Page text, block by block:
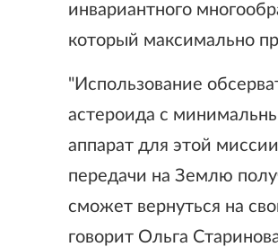
инвариантного
который максимально
"Использование
астероида с
аппарат для этой
передачи на Землю
сможет вернуться на
говорит Ольга